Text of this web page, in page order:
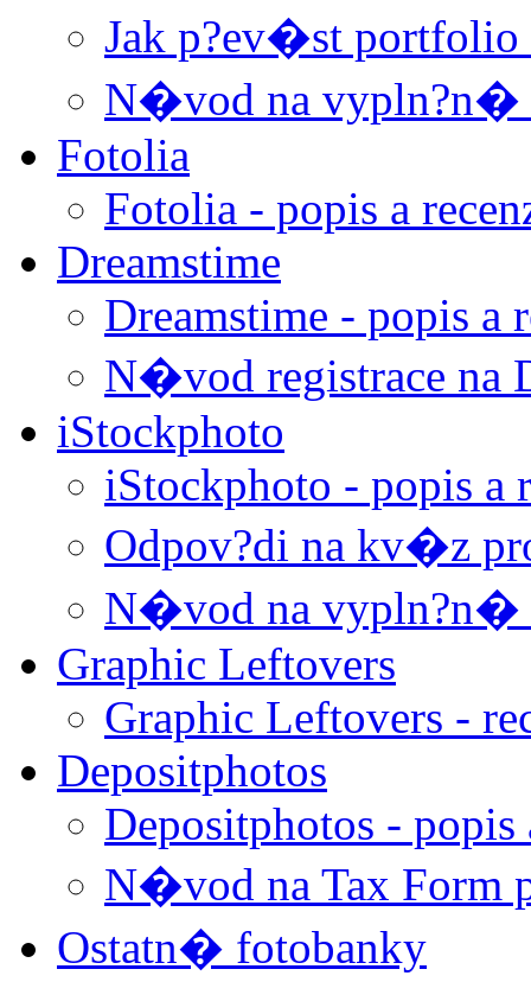
Jak p?ev�st portfolio
N�vod na vypln?n�
Fotolia
Fotolia - popis a
Dreamstime
Dreamstime - popis a
N�vod registrace na
iStockphoto
iStockphoto - popis a
Odpov?di na kv�z
N�vod na vypln?n�
Graphic Leftovers
Graphic Leftovers -
Depositphotos
Depositphotos - popis
N�vod na Tax Form
Ostatn� fotobanky